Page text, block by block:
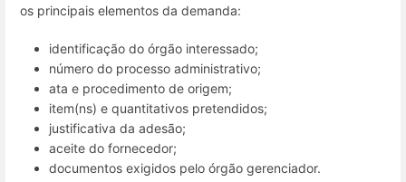
os principais elementos da demanda:
identificação do órgão interessado;
número do processo administrativo;
ata e procedimento de origem;
item(ns) e quantitativos pretendidos;
justificativa da adesão;
aceite do fornecedor;
documentos exigidos pelo órgão gerenciador.